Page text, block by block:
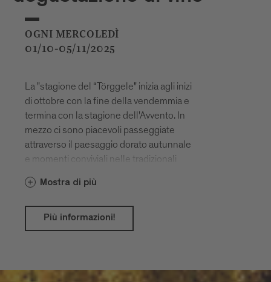
OGNI MERCOLEDÌ
01/10-05/11/2025
La "stagione del “Törggele" inizia agli inizi
di ottobre con la fine della vendemmia e
termina con la stagione dell'Avvento. In
mezzo ci sono piacevoli passeggiate
attraverso il paesaggio dorato autunnale
e momenti conviviali nelle tradizionali
Mostra di più
Più informazioni!